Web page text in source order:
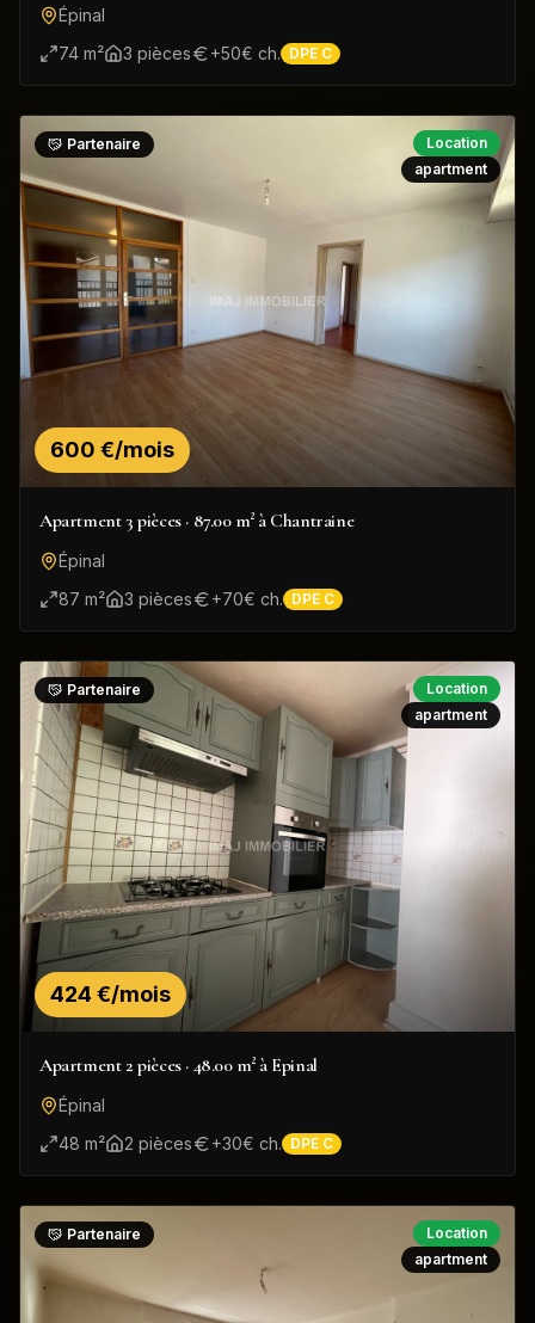
Épinal
74 m² 3 pièces +50€ ch. DPE C
600 €/mois
Partenaire
Location
apartment
Apartment 3 pièces · 87.00 m² à Chantraine
Épinal
87 m² 3 pièces +70€ ch. DPE C
424 €/mois
Partenaire
Location
apartment
Apartment 2 pièces · 48.00 m² à Epinal
Épinal
48 m² 2 pièces +30€ ch. DPE C
Partenaire
Location
apartment